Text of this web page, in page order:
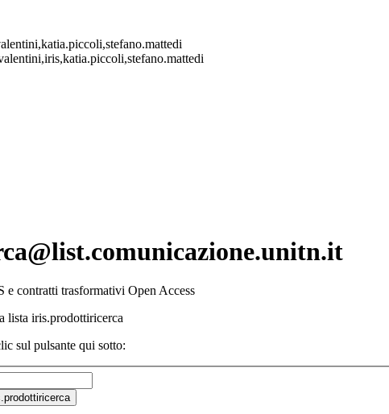
contratti trasformativi Open Access
lista iris.prodottiricerca
sul pulsante qui sotto: